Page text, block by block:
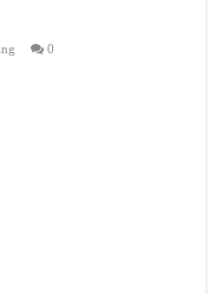
0